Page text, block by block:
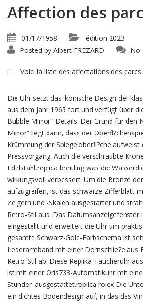
Affection des
01/17/1958
édition 2023
Posted by Albert FREZARD No
Voici la liste des affectations des parcs
Die Uhr setzt das ikonische Design der
aus dem Jahr 1965 fort und verfügt über
Bubble Mirror“-Details. Der Grund für den
Mirror“ liegt darin, dass der
Krümmung der Spiegeloberfl?che aufweist
Pressvorgang. Auch die verschraubte
Edelstahl,replica breitling was die
wirkungsvoll verbessert. Um die Bronze
aufzugreifen, ist das schwarze Zifferblatt
Zeigern und -Skalen ausgestattet und
Retro-Stil aus. Das Datumsanzeigefenster
eingestellt und erweitert die Uhr um
gesamte Schwarz-Gold-Farbschema ist
Lederarmband mit einer Dornschlie?e aus
Retro-Stil ab. Diese Replika-Taucheruhr
ist mit einer Oris733-Automatikuhr mit
Stunden ausgestattet.replica rolex Die
ein dichtes Bodendesign auf, in das das